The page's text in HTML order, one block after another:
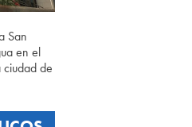
San
en el
de